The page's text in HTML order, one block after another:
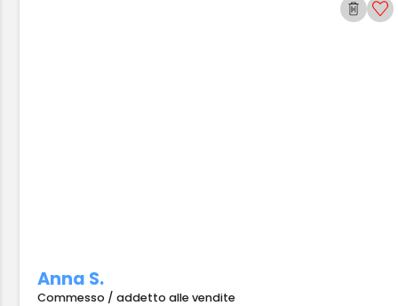
Anna S.
Commesso / addetto alle vendite